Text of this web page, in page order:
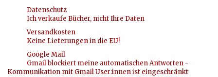
Datenschutz
Ich verkaufe Bücher, nicht Ihre Daten
Versandkosten
Keine Lieferungen in die EU!
Google Mail
Gmail blockiert meine automatischen Antworten -
Kommunikation mit Gmail User:innen ist eingeschränkt